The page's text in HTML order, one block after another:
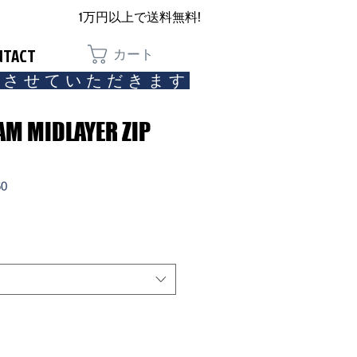
1万円以上で送料無料!
カート
せていただきます​
MIDLAYER ZIP